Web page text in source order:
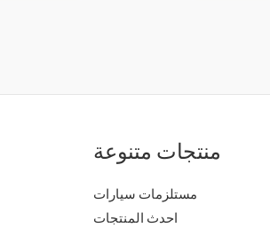
منتجات متنوعة
مستلزمات سيارات
احدث المنتجات